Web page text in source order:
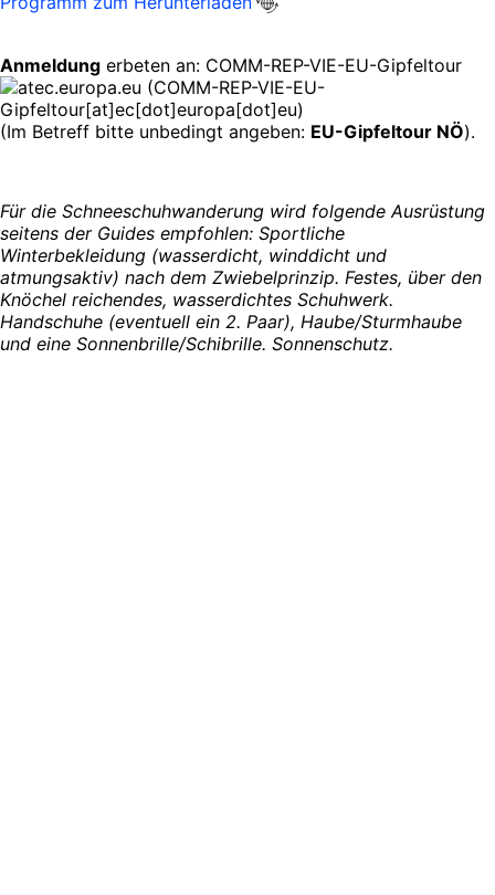
Anmeldung erbeten an: COMM-REP-VIE-EU-Gipfeltour
ec.europa.eu (COMM-REP-VIE-EU-
Gipfeltour[at]ec[dot]europa[dot]eu)
(Im Betreff bitte unbedingt angeben: EU-Gipfeltour NÖ).
Für die Schneeschuhwanderung wird folgende Ausrüstung
seitens der Guides empfohlen: Sportliche
Winterbekleidung (wasserdicht, winddicht und
atmungsaktiv) nach dem Zwiebelprinzip. Festes, über den
Knöchel reichendes, wasserdichtes Schuhwerk.
Handschuhe (eventuell ein 2. Paar), Haube/Sturmhaube
und eine Sonnenbrille/Schibrille. Sonnenschutz.